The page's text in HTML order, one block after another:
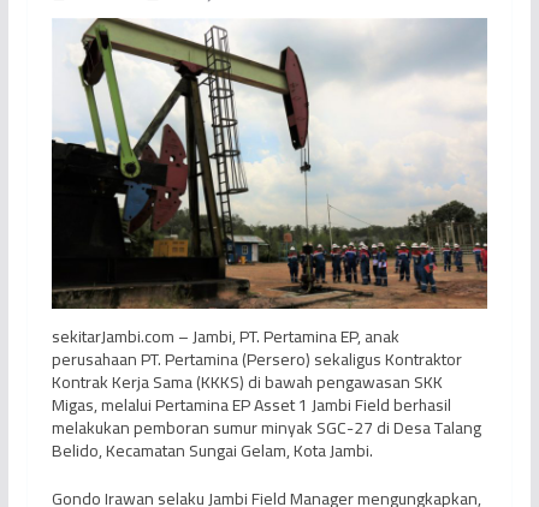
sekitarJambi.com – Jambi, PT. Pertamina EP, anak
perusahaan PT. Pertamina (Persero) sekaligus Kontraktor
Kontrak Kerja Sama (KKKS) di bawah pengawasan SKK
Migas, melalui Pertamina EP Asset 1 Jambi Field berhasil
melakukan pemboran sumur minyak SGC-27 di Desa Talang
Belido, Kecamatan Sungai Gelam, Kota Jambi.
Gondo Irawan selaku Jambi Field Manager mengungkapkan,